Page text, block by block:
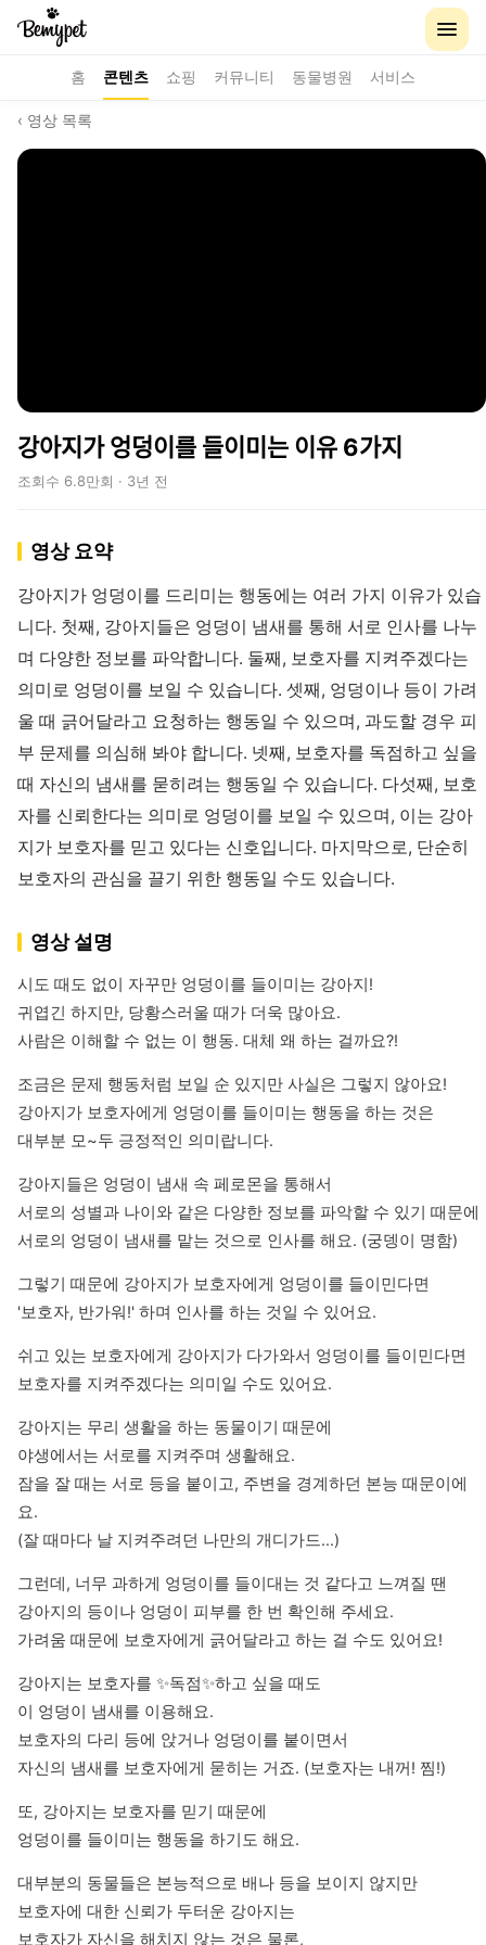
홈 콘텐츠 쇼핑 커뮤니티 동물병원 서비스
‹ 영상 목록
강아지가 엉덩이를 들이미는 이유 6가지
조회수 6.8만회 · 3년 전
영상 요약
강아지가 엉덩이를 드리미는 행동에는 여러 가지 이유가 있습
니다. 첫째, 강아지들은 엉덩이 냄새를 통해 서로 인사를 나누
며 다양한 정보를 파악합니다. 둘째, 보호자를 지켜주겠다는
의미로 엉덩이를 보일 수 있습니다. 셋째, 엉덩이나 등이 가려
울 때 긁어달라고 요청하는 행동일 수 있으며, 과도할 경우 피
부 문제를 의심해 봐야 합니다. 넷째, 보호자를 독점하고 싶을
때 자신의 냄새를 묻히려는 행동일 수 있습니다. 다섯째, 보호
자를 신뢰한다는 의미로 엉덩이를 보일 수 있으며, 이는 강아
지가 보호자를 믿고 있다는 신호입니다. 마지막으로, 단순히
보호자의 관심을 끌기 위한 행동일 수도 있습니다.
영상 설명
시도 때도 없이 자꾸만 엉덩이를 들이미는 강아지!
귀엽긴 하지만, 당황스러울 때가 더욱 많아요.
사람은 이해할 수 없는 이 행동. 대체 왜 하는 걸까요?!
조금은 문제 행동처럼 보일 순 있지만 사실은 그렇지 않아요!
강아지가 보호자에게 엉덩이를 들이미는 행동을 하는 것은
대부분 모~두 긍정적인 의미랍니다.
강아지들은 엉덩이 냄새 속 페로몬을 통해서
서로의 성별과 나이와 같은 다양한 정보를 파악할 수 있기 때문에
서로의 엉덩이 냄새를 맡는 것으로 인사를 해요. (궁뎅이 명함)
그렇기 때문에 강아지가 보호자에게 엉덩이를 들이민다면
'보호자, 반가워!' 하며 인사를 하는 것일 수 있어요.
쉬고 있는 보호자에게 강아지가 다가와서 엉덩이를 들이민다면
보호자를 지켜주겠다는 의미일 수도 있어요.
강아지는 무리 생활을 하는 동물이기 때문에
야생에서는 서로를 지켜주며 생활해요.
잠을 잘 때는 서로 등을 붙이고, 주변을 경계하던 본능 때문이에
요.
(잘 때마다 날 지켜주려던 나만의 개디가드...)
그런데, 너무 과하게 엉덩이를 들이대는 것 같다고 느껴질 땐
강아지의 등이나 엉덩이 피부를 한 번 확인해 주세요.
가려움 때문에 보호자에게 긁어달라고 하는 걸 수도 있어요!
강아지는 보호자를 ✨독점✨하고 싶을 때도
이 엉덩이 냄새를 이용해요.
보호자의 다리 등에 앉거나 엉덩이를 붙이면서
자신의 냄새를 보호자에게 묻히는 거죠. (보호자는 내꺼! 찜!)
또, 강아지는 보호자를 믿기 때문에
엉덩이를 들이미는 행동을 하기도 해요.
대부분의 동물들은 본능적으로 배나 등을 보이지 않지만
보호자에 대한 신뢰가 두터운 강아지는
보호자가 자신을 해치지 않는 것은 물론,